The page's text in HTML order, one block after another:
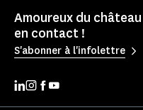
Amoureux du
en contact !
S'abonner à l'infolettre